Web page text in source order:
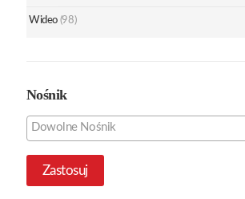
Wideo (98)
Nośnik
Zastosuj